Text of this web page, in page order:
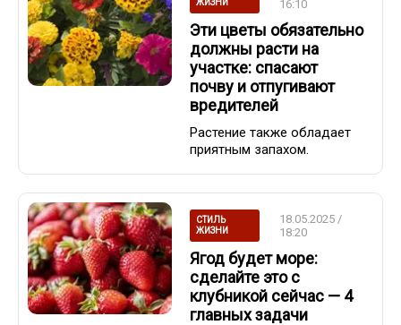
ЖИЗНИ
16:10
Эти цветы обязательно
должны расти на
участке: спасают
почву и отпугивают
вредителей
Растение также обладает
приятным запахом.
СТИЛЬ
ЖИЗНИ
18.05.2025 /
18:20
Ягод будет море:
сделайте это с
клубникой сейчас — 4
главных задачи